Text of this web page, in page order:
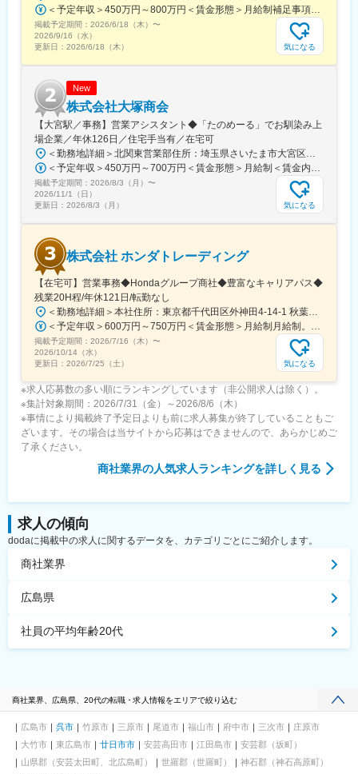
崎台駅、並木北駅、古淵駅、矢板駅、北真岡駅、伊勢原駅、淵野
辺駅、中野坂上駅、広電廿日市駅、安芸駅、土佐山田駅、大阪空
港駅(大阪モノレール)、狛江駅、芳賀台駅、学園前駅(奈良県)、上
保原駅、肥後橋駅、下板橋駅、登戸駅、東伏見駅、下総中山駅、
南林間駅、志村坂上駅、駅東公園前駅、下高井戸駅、岩原駅、熊
川駅、逗子・葉山駅、宮前平駅、並木中央駅、西新宿五丁目駅、
山陽女学園前駅、球場前駅(高知県)、大江橋駅、宇都宮駅東口駅
＜予定年収＞450万円～800万円＜賃金形態＞月給制補足事項なし＜賃金内訳＞月額（基本給）：249,000円～475,000円その他固定手当/月：25,000円～45,000円＜月給＞274,000円～520,000円＜昇給有無＞有＜残業手当＞有＜給与補足＞※経験、能力、年齢などを考慮の上、規定により決定賃金はあくまでも目安の金額であり、選考を通じて上下する可能性があります。月給(月額)は固定手当を含めた表記です。
掲載予定期間： 2026/6/18（木） 〜
2026/9/16（水）
更新日： 2026/6/18（木） 気になる
New
株式会社大塚商会
【大宮駅／事務】営業アシスタント◆「たのめーる」でお馴染み上
場企業／年休126日／住宅手当有／在宅可
＜勤務地詳細＞北関東営業部住所：埼玉県さいたま市大宮区桜木町1-195-1 大宮ソラミチKOZ 12階受動喫煙対策：屋内全面禁煙変更の範囲：会社の定める事業所（リモートワーク含む）
＜予定年収＞450万円～700万円＜賃金形態＞月給制＜賃金内訳＞月額（基本給）：274,000円～400,000円＜月給＞274,000円～400,000円＜昇給有無＞有＜残業手当＞有＜給与補足＞※経験・スキルを考慮のうえ、当社規定にて決定■昇給：年1回■賞与：年2回（7月・12月）賃金はあくまでも目安の金額であり、選考を通じて上下する可能性があります。月給(月額)は固定手当を含めた表記です。
掲載予定期間： 2026/8/3（月） 〜
2026/11/1（日）
更新日： 2026/8/3（月） 気になる
株式会社 ホンダトレーディング
【在宅可】営業事務◆Hondaグループ商社◆豊富なキャリアパス◆
残業20H程/年休121日/転勤なし
＜勤務地詳細＞本社住所：東京都千代田区外神田4-14-1 秋葉原UDX南ウイング18F勤務地最寄駅：JR山手線・総武線／秋葉原駅受動喫煙対策：屋内全面禁煙変更の範囲：会社の定める事業所（リモートワーク含む）
＜予定年収＞600万円～750万円＜賃金形態＞月給制月給制。賞与昨年支給実績6.7ヶ月分。＜賃金内訳＞月額（基本給）：300,000円～410,000円＜月給＞300,000円～410,000円＜昇給有無＞有＜残業手当＞有＜給与補足＞賞与は直近3年間の平均で6.5か月分支給として計算。全社平均である20時間分の時間外手当含む。時間外手当は1分単位で支給。賃金はあくまでも目安の金額であり、選考を通じて上下する可能性があります。月給(月額)は固定手当を含めた表記です。
掲載予定期間： 2026/7/16（木） 〜
2026/10/14（水）
更新日： 2026/7/25（土） 気になる
※求人応募数の多い順にランキングしています（非公開求人は除く）。
※集計対象期間：2026/7/31（金）～2026/8/6（木）
※事情により掲載終了予定日よりも前に求人募集が終了していることもご
ざいます。その場合は当サイトから応募はできませんので、あらかじめご
了承ください。
商社業界の人気求人ランキングを詳しく見る
求人の傾向
dodaに掲載中の求人に関するデータを、カテゴリごとにご紹介します。
商社業界
広島県
社員の平均年齢20代
商社業界、広島県、20代の転職・求人情報をエリアで絞り込む
広島市 呉市 竹原市 三原市 尾道市 福山市 府中市 三次市
庄原市
大竹市
東広島市 廿日市市 安芸高田市 江田島市
安芸郡（坂町）
山県郡（安芸太田町、北広島町）
世羅郡（世羅町）
神石郡（神石高原町）